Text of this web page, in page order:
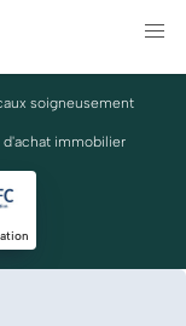
soigneusement
d'achat immobilier